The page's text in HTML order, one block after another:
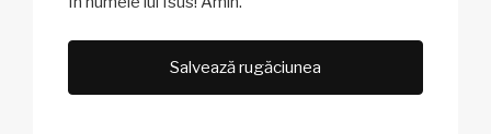
Salvează rugăciunea